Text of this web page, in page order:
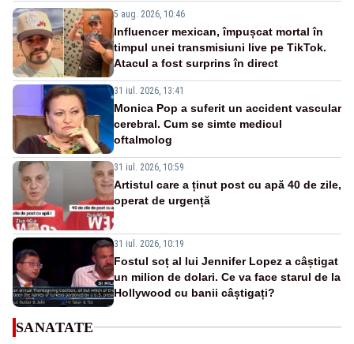
5 aug. 2026, 10:46
Influencer mexican, împușcat mortal în
timpul unei transmisiuni live pe TikTok.
Atacul a fost surprins în direct
31 iul. 2026, 13:41
Monica Pop a suferit un accident vascular
cerebral. Cum se simte medicul
oftalmolog
31 iul. 2026, 10:59
Artistul care a ținut post cu apă 40 de zile,
operat de urgență
31 iul. 2026, 10:19
Fostul soț al lui Jennifer Lopez a câștigat
un milion de dolari. Ce va face starul de la
Hollywood cu banii câștigați?
SANATATE